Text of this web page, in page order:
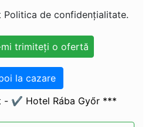
de confidențialitate.
la cazare
- ✔️ Hotel Rába Győr ***